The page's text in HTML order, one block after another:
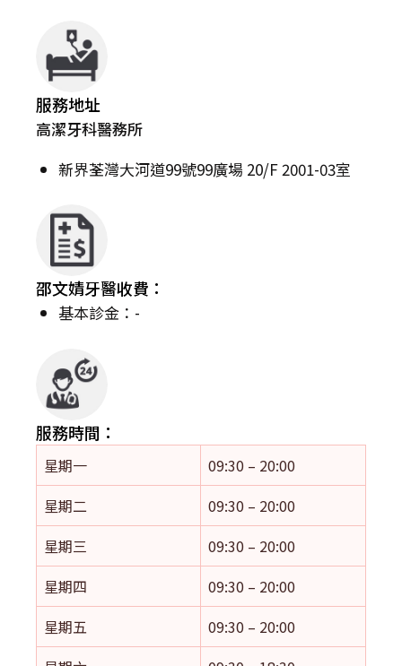
服務地址
高潔牙科醫務所
新界荃灣大河道99號99廣場 20/F 2001-03室
邵文婧牙醫收費：
基本診金：-
服務時間：
星期一
09:30 – 20:00
星期二
09:30 – 20:00
星期三
09:30 – 20:00
星期四
09:30 – 20:00
星期五
09:30 – 20:00